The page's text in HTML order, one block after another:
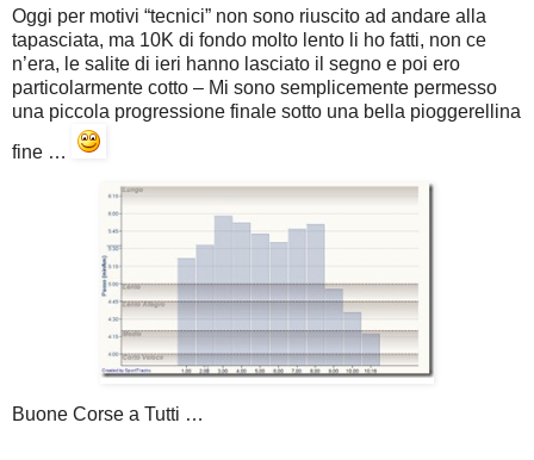
Oggi per motivi “tecnici” non sono riuscito ad andare alla
tapasciata, ma 10K di fondo molto lento li ho fatti, non ce
n’era, le salite di ieri hanno lasciato il segno e poi ero
particolarmente cotto – Mi sono semplicemente permesso
una piccola progressione finale sotto una bella pioggerellina
fine …
Buone Corse a Tutti …